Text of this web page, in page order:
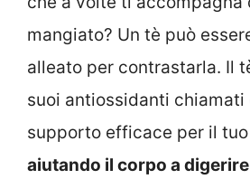
mangiato? Un tè può
alleato per contrastarla. Il
suoi antiossidanti chiamati
supporto efficace per il
aiutando il corpo a